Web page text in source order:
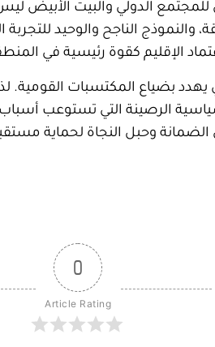
للمجتمع الدولي والبيت
والنموذج الناجح والوحيد
الإقليم كقوة رئيسية في
بضياع المكتسبات القومية. لذا،
الرصينة التي تستوعب
وحبل النجاة لحماية
0
Article Rating